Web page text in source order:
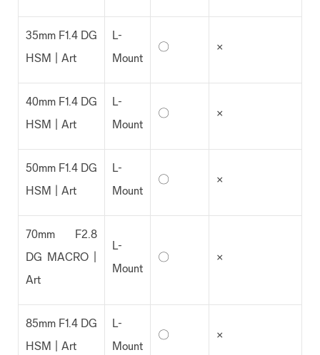
35mm F1.4 DG
HSM | Art
L-
Mount
〇 ×
40mm F1.4 DG
HSM | Art
L-
Mount
〇 ×
50mm F1.4 DG
HSM | Art
L-
Mount
〇 ×
70mm F2.8
DG MACRO |
Art
L-
Mount
〇 ×
85mm F1.4 DG
HSM | Art
L-
Mount
〇 ×